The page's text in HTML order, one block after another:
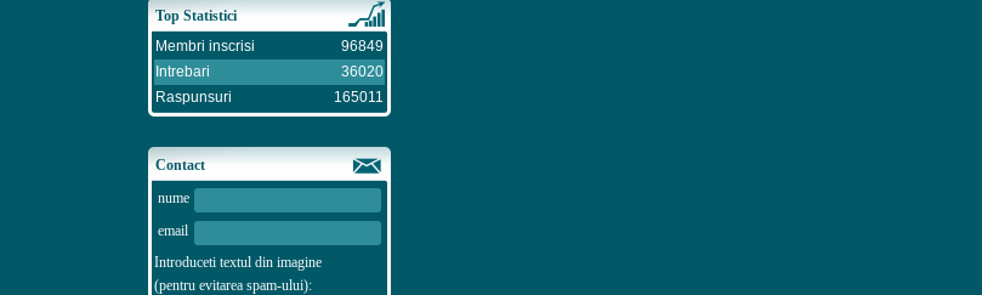
Top Statistici
Membri inscrisi
96849
Intrebari
36020
Raspunsuri
165011
Contact
nume
email
Introduceti textul din imagine
(pentru evitarea spam-ului):